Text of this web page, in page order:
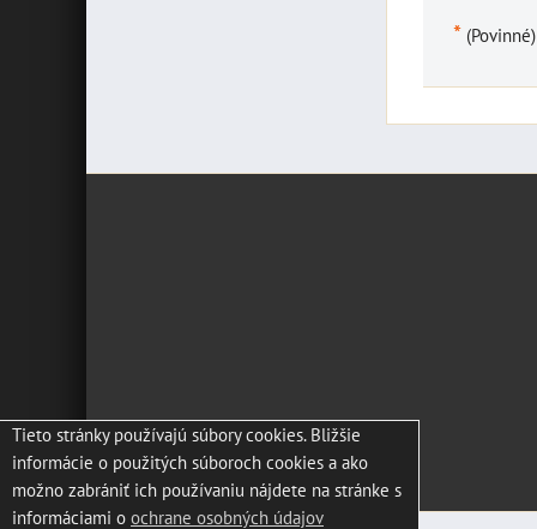
* (Povinné)
Tieto stránky používajú súbory cookies. Bližšie
informácie o použitých súboroch cookies a ako
možno zabrániť ich používaniu nájdete na stránke s
informáciami o ochrane osobných údajov